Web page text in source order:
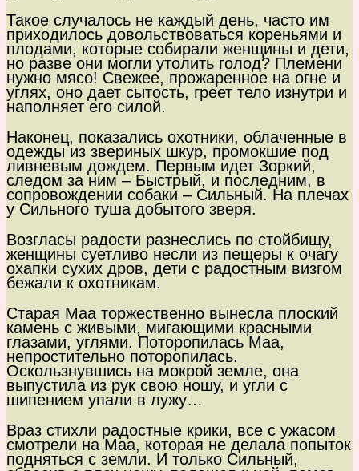
Такое случалось не каждый день, часто им
приходилось довольствоваться кореньями и
плодами, которые собирали женщины и дети,
но разве они могли утолить голод? Племени
нужно мясо! Свежее, прожаренное на огне и
углях, оно дает сытость, греет тело изнутри и
наполняет его силой.
Наконец, показались охотники, облаченные в
одежды из звериных шкур, промокшие под
ливневым дождем. Первым идет Зоркий,
следом за ним – Быстрый, и последним, в
сопровождении собаки – Сильный. На плечах
у Сильного туша добытого зверя.
Возгласы радости разнеслись по стойбищу,
женщины суетливо несли из пещеры к очагу
охапки сухих дров, дети с радостным визгом
бежали к охотникам.
Старая Маа торжественно вынесла плоский
камень с живыми, мигающими красными
глазами, углями. Поторопилась Маа,
непростительно поторопилась.
Оскользнувшись на мокрой земле, она
выпустила из рук свою ношу, и угли с
шипением упали в лужу…
Враз стихли радостные крики, все с ужасом
смотрели на Маа, которая не делала попыток
подняться с земли. И только Сильный,